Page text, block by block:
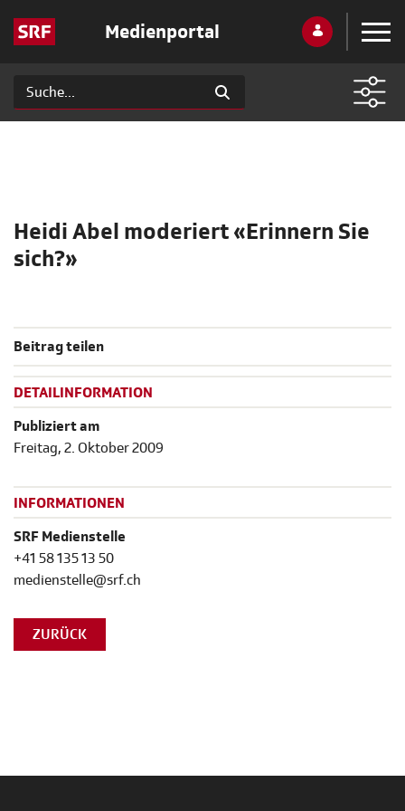
Medienportal
Heidi Abel moderiert «Erinnern Sie
sich?»
Beitrag teilen
DETAILINFORMATION
Publiziert am
Freitag, 2. Oktober 2009
INFORMATIONEN
SRF Medienstelle
+41 58 135 13 50
medienstelle@srf.ch
ZURÜCK